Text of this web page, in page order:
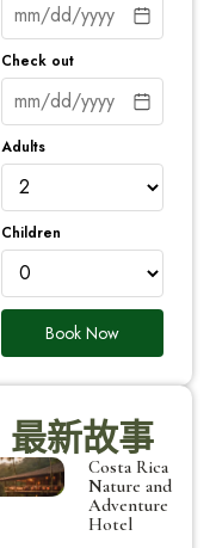
Check out
Adults
Children
Book Now
最新故事
Costa Rica
Nature and
Adventure
Hotel